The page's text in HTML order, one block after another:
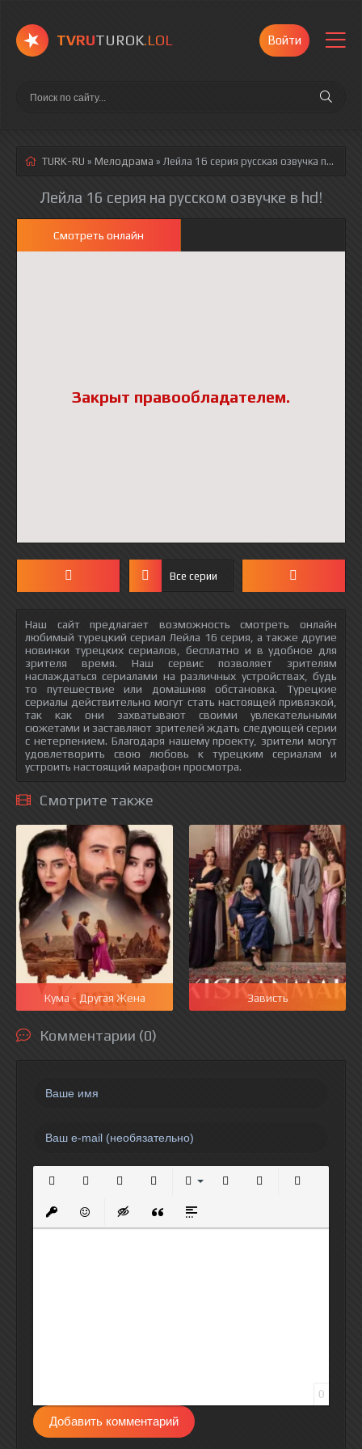
TVRUTUROK.LOL Войти
TURK-RU » Мелодрама » Лейла 16 серия русская озвучка полностью смотреть онлайн!
Лейла 16 серия на русском озвучке в hd!
Смотреть онлайн
Закрыт правообладателем.
Все серии
Наш сайт предлагает возможность смотреть онлайн
любимый турецкий сериал Лейла 16 серия, а также другие
новинки турецких сериалов, бесплатно и в удобное для
зрителя время. Наш сервис позволяет зрителям
наслаждаться сериалами на различных устройствах, будь
то путешествие или домашняя обстановка. Турецкие
сериалы действительно могут стать настоящей привязкой,
так как они захватывают своими увлекательными
сюжетами и заставляют зрителей ждать следующей серии
с нетерпением. Благодаря нашему проекту, зрители могут
удовлетворить свою любовь к турецким сериалам и
устроить настоящий марафон просмотра.
Смотрите также
Кума - Другая Жена Зависть
Комментарии (0)
Вставить защищенную ссылку
Вставить смайлик
Вставка скрытого текста
Вставка цитаты
Вставка спойлера
0
Добавить комментарий